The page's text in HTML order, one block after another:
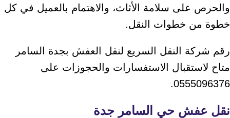
والحرص على سلامة الأثاث، والاهتمام بالعميل في كل
خطوة من خطوات النقل.
رقم شركة النقل السريع لنقل العفش بجدة السامر
متاح لاستقبال الاستفسارات والحجوزات على
0555096376.
نقل عفش حي السامر جدة